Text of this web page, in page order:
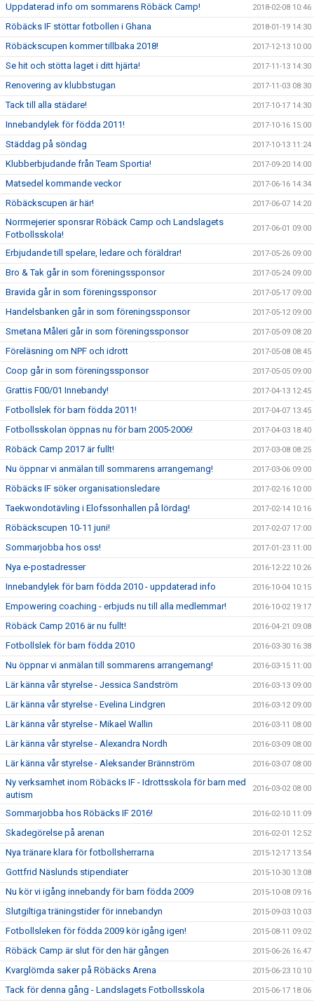
Uppdaterad info om sommarens Röbäck Camp! 2018-02-08 10:46
Röbäcks IF stöttar fotbollen i Ghana 2018-01-19 14:30
Röbäckscupen kommer tillbaka 2018! 2017-12-13 10:00
Se hit och stötta laget i ditt hjärta! 2017-11-13 14:30
Renovering av klubbstugan 2017-11-03 08:30
Tack till alla städare! 2017-10-17 14:30
Innebandylek för födda 2011! 2017-10-16 15:00
Städdag på söndag 2017-10-13 11:24
Klubberbjudande från Team Sportia! 2017-09-20 14:00
Matsedel kommande veckor 2017-06-16 14:34
Röbäckscupen är här! 2017-06-07 14:20
Norrmejerier sponsrar Röbäck Camp och Landslagets
Fotbollsskola!
2017-06-01 09:00
Erbjudande till spelare, ledare och föräldrar! 2017-05-26 09:00
Bro & Tak går in som föreningssponsor 2017-05-24 09:00
Bravida går in som föreningssponsor 2017-05-17 09:00
Handelsbanken går in som föreningssponsor 2017-05-12 09:00
Smetana Måleri går in som föreningssponsor 2017-05-09 08:20
Föreläsning om NPF och idrott 2017-05-08 08:45
Coop går in som föreningssponsor 2017-05-05 09:00
Grattis F00/01 Innebandy! 2017-04-13 12:45
Fotbollslek för barn födda 2011! 2017-04-07 13:45
Fotbollsskolan öppnas nu för barn 2005-2006! 2017-04-03 18:40
Röbäck Camp 2017 är fullt! 2017-03-08 08:25
Nu öppnar vi anmälan till sommarens arrangemang! 2017-03-06 09:00
Röbäcks IF söker organisationsledare 2017-02-16 10:00
Taekwondotävling i Elofssonhallen på lördag! 2017-02-14 10:16
Röbäckscupen 10-11 juni! 2017-02-07 17:00
Sommarjobba hos oss! 2017-01-23 11:00
Nya e-postadresser 2016-12-22 10:26
Innebandylek för barn födda 2010 - uppdaterad info 2016-10-04 10:15
Empowering coaching - erbjuds nu till alla medlemmar! 2016-10-02 19:17
Röbäck Camp 2016 är nu fullt! 2016-04-21 09:08
Fotbollslek för barn födda 2010 2016-03-30 16:38
Nu öppnar vi anmälan till sommarens arrangemang! 2016-03-15 11:00
Lär känna vår styrelse - Jessica Sandström 2016-03-13 09:00
Lär känna vår styrelse - Evelina Lindgren 2016-03-12 09:00
Lär känna vår styrelse - Mikael Wallin 2016-03-11 08:00
Lär känna vår styrelse - Alexandra Nordh 2016-03-09 08:00
Lär känna vår styrelse - Aleksander Brännström 2016-03-07 08:00
Ny verksamhet inom Röbäcks IF - Idrottsskola för barn med
autism
2016-03-02 08:00
Sommarjobba hos Röbäcks IF 2016! 2016-02-10 11:09
Skadegörelse på arenan 2016-02-01 12:52
Nya tränare klara för fotbollsherrarna 2015-12-17 13:54
Gottfrid Näslunds stipendiater 2015-10-30 13:08
Nu kör vi igång innebandy för barn födda 2009 2015-10-08 09:16
Slutgiltiga träningstider för innebandyn 2015-09-03 10:03
Fotbollsleken för födda 2009 kör igång igen! 2015-08-11 09:02
Röbäck Camp är slut för den här gången 2015-06-26 16:47
Kvarglömda saker på Röbäcks Arena 2015-06-23 10:10
Tack för denna gång - Landslagets Fotbollsskola 2015-06-17 18:06